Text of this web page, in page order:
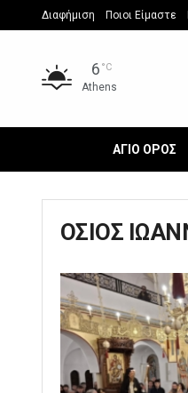
Διαφήμιση Ποιοι Είμαστε
6 °C
Athens
ΑΓΙΟ ΟΡΟΣ
ΟΣΙΟΣ